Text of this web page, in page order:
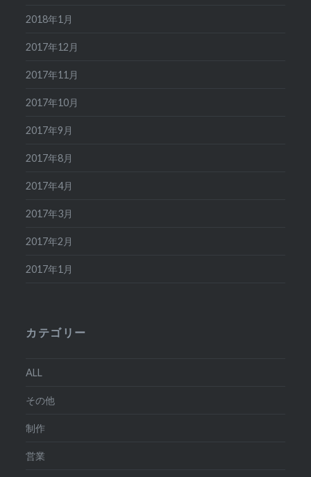
2018年1月
2017年12月
2017年11月
2017年10月
2017年9月
2017年8月
2017年4月
2017年3月
2017年2月
2017年1月
カテゴリー
ALL
その他
制作
営業